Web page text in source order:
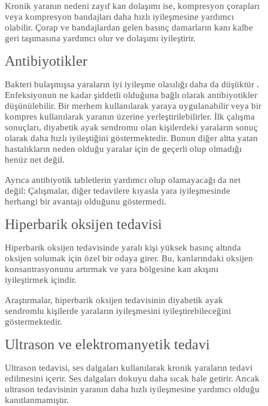
Kronik yaranın nedeni zayıf kan dolaşımı ise, kompresyon çorapları
veya kompresyon bandajları daha hızlı iyileşmesine yardımcı
olabilir. Çorap ve bandajlardan gelen basınç damarların kanı kalbe
geri taşımasına yardımcı olur ve dolaşımı iyileştirir.
Antibiyotikler
Bakteri bulaşmışsa yaraların iyi iyileşme olasılığı daha da düşüktür .
Enfeksiyonun ne kadar şiddetli olduğuna bağlı olarak antibiyotikler
düşünülebilir. Bir merhem kullanılarak yaraya uygulanabilir veya bir
kompres kullanılarak yaranın üzerine yerleştirilebilirler. İlk çalışma
sonuçları, diyabetik ayak sendromu olan kişilerdeki yaraların sonuç
olarak daha hızlı iyileştiğini göstermektedir. Bunun diğer altta yatan
hastalıkların neden olduğu yaralar için de geçerli olup olmadığı
henüz net değil.
Ayrıca antibiyotik tabletlerin yardımcı olup olamayacağı da net
değil: Çalışmalar, diğer tedavilere kıyasla yara iyileşmesinde
herhangi bir avantajı olduğunu göstermedi.
Hiperbarik oksijen tedavisi
Hiperbarik oksijen tedavisinde yaralı kişi yüksek basınç altında
oksijen solumak için özel bir odaya girer. Bu, kanlarındaki oksijen
konsantrasyonunu artırmak ve yara bölgesine kan akışını
iyileştirmek içindir.
Araştırmalar, hiperbarik oksijen tedavisinin diyabetik ayak
sendromlu kişilerde yaraların iyileşmesini iyileştirebileceğini
göstermektedir.
Ultrason ve elektromanyetik tedavi
Ultrason tedavisi, ses dalgaları kullanılarak kronik yaraların tedavi
edilmesini içerir. Ses dalgaları dokuyu daha sıcak hale getirir. Ancak
ultrason tedavisinin yaranın daha hızlı iyileşmesine yardımcı olduğu
kanıtlanmamıştır.